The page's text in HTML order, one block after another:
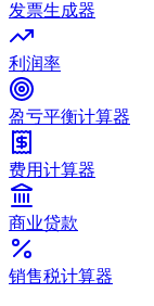
发票生成器
利润率
盈亏平衡计算器
费用计算器
商业贷款
销售税计算器